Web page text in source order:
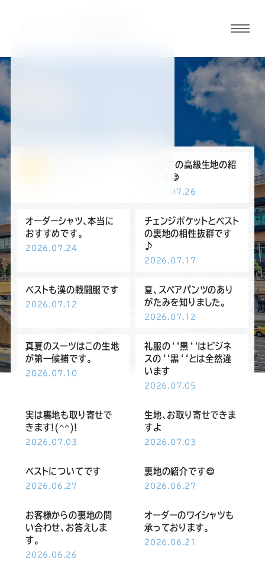
ルメ
タン
ダ
ス
ツ
の
公
ダ
ス
ツ
の
公
Facebook
Twitter
ダ
ー
ス
ツ
の
公
Instagram
オ
ー
ダ
ー
ス
ツ
の
公
式
LINE
イタリアの高級生地の紹
介です😌
2026.07.26
オーダーシャツ、本当に
おすすめです。
2026.07.24
チェンジポケットとベスト
の裏地の相性抜群です
♪
2026.07.17
ベストも漢の戦闘服です
2026.07.12
夏、スペアパンツのあり
がたみを知りました。
2026.07.12
真夏のスーツはこの生地
が第一候補です。
2026.07.10
礼服の‘‘黒‘‘はビジネ
スの‘‘黒‘‘とは全然違
います
2026.07.05
実は裏地も取り寄せで
きます!(^^)!
2026.07.03
生地、お取り寄せできま
すよ
2026.07.03
ベストについてです
2026.06.27
裏地の紹介です😌
2026.06.27
お客様からの裏地の問
い合わせ、お答えしま
す。
2026.06.26
オーダーのワイシャツも
承っております。
2026.06.21